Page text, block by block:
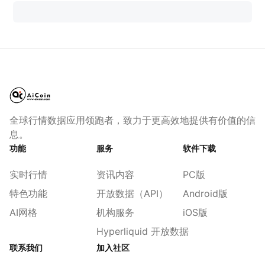
全球行情数据应用领跑者，致力于更高效地提供有价值的信
息。
功能
实时行情
特色功能
AI网格
服务
资讯内容
开放数据（API）
机构服务
Hyperliquid 开放数据
软件下载
PC版
Android版
iOS版
联系我们 加入社区